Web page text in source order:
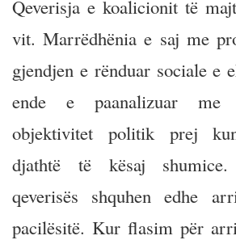
Qeverisja e koalicionit të
vit. Marrëdhënia e saj me
gjendjen e rënduar sociale e
ende e paanalizuar me
objektivitet politik prej
djathtë të kësaj
qeverisës shquhen edhe
pacilësitë. Kur flasim për